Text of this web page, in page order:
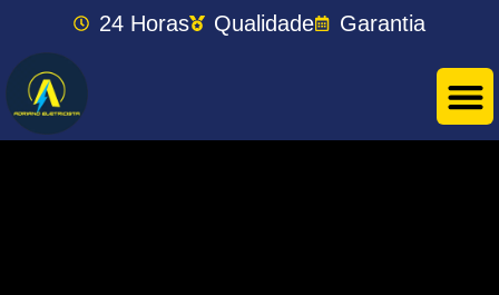
24 Horas Qualidade Garantia